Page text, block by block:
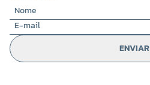
ENVIAR